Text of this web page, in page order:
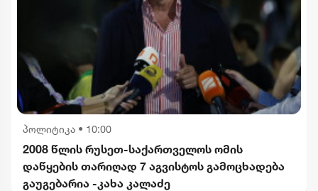
პოლიტიკა • 10:00
2008 წლის რუსეთ-საქართველოს ომის
დაწყების თარიღად 7 აგვისტოს გამოცხადება
გაუგებარია -კახა კალაძე